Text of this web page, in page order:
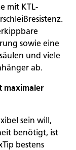
mit KTL-
sowie eine
und viele
ab.
maximaler
sein will,
benötigt, ist
bestens